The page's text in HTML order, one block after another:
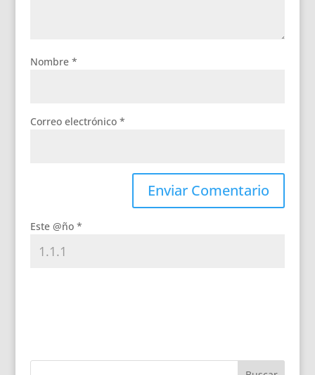
Nombre *
Correo electrónico *
Este @ño *